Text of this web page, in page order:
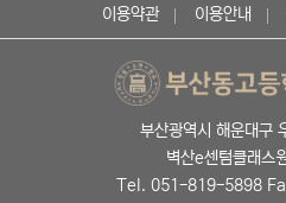
이용약관 이용안내
부산광역시 해운대구
벽산e센텀클래스
Tel. 051-819-5898